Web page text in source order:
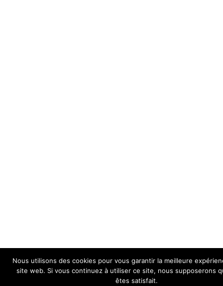
Nous utilisons des cookies pour vous garantir la meilleure
site web. Si vous continuez à utiliser ce site, nous supposerons
êtes satisfait.